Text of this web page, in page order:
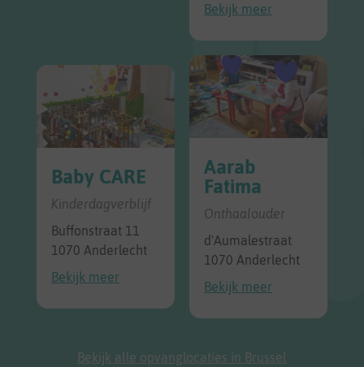
Bekijk meer
Baby CARE
Kinderdagverblijf
Buffonstraat 11
1070 Anderlecht
Bekijk meer
Aarab
Fatima
Onthaalouder
d'Aumalestraat
1070 Anderlecht
Bekijk meer
Bekijk alle opvanglocaties in Brussel